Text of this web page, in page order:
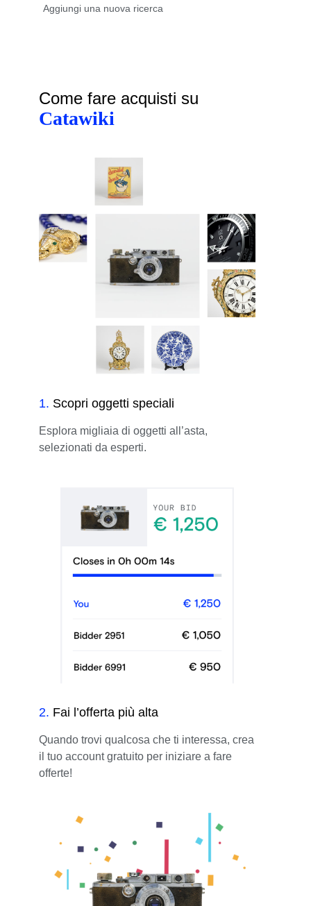
Come fare acquisti su
Catawiki
1. Scopri oggetti speciali
Esplora migliaia di oggetti all’asta,
selezionati da esperti.
2. Fai l’offerta più alta
Quando trovi qualcosa che ti interessa, crea
il tuo account gratuito per iniziare a fare
offerte!